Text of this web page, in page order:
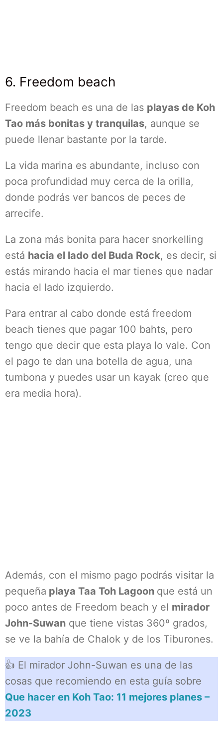
6. Freedom beach
Freedom beach es una de las playas de Koh
Tao más bonitas y tranquilas, aunque se
puede llenar bastante por la tarde.
La vida marina es abundante, incluso con
poca profundidad muy cerca de la orilla,
donde podrás ver bancos de peces de
arrecife.
La zona más bonita para hacer snorkelling
está hacia el lado del Buda Rock, es decir, si
estás mirando hacia el mar tienes que nadar
hacia el lado izquierdo.
Para entrar al cabo donde está freedom
beach tienes que pagar 100 bahts, pero
tengo que decir que esta playa lo vale. Con
el pago te dan una botella de agua, una
tumbona y puedes usar un kayak (creo que
era media hora).
Además, con el mismo pago podrás visitar la
pequeña playa Taa Toh Lagoon que está un
poco antes de Freedom beach y el mirador
John-Suwan que tiene vistas 360º grados,
se ve la bahía de Chalok y de los Tiburones.
👍 El mirador John-Suwan es una de las
cosas que recomiendo en esta guía sobre
Que hacer en Koh Tao: 11 mejores planes –
2023